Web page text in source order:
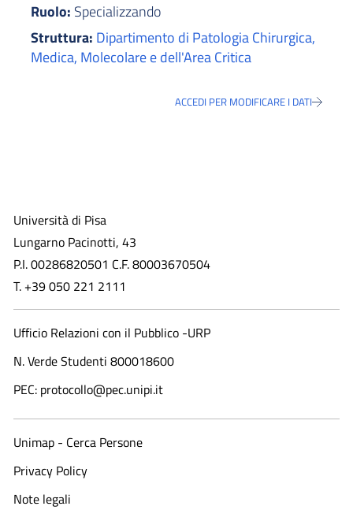
Ruolo: Specializzando
Struttura: Dipartimento di Patologia Chirurgica,
Medica, Molecolare e dell'Area Critica
ACCEDI PER MODIFICARE I DATI
Università di Pisa
Lungarno Pacinotti, 43
P.I. 00286820501 C.F. 80003670504
T. +39 050 221 2111
Ufficio Relazioni con il Pubblico -URP
N. Verde Studenti 800018600​
PEC: protocollo@pec.unipi.it
Unimap - Cerca Persone
Privacy Policy
Note legali